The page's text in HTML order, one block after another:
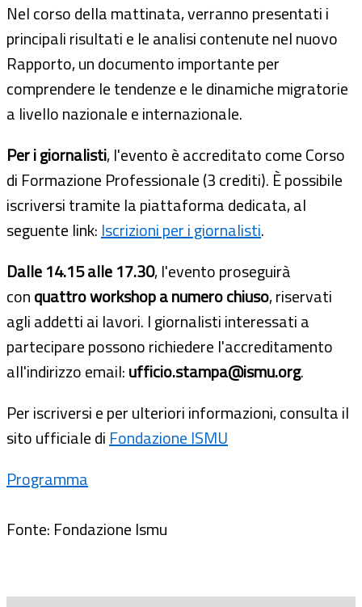
Nel corso della mattinata, verranno presentati i
principali risultati e le analisi contenute nel nuovo
Rapporto, un documento importante per
comprendere le tendenze e le dinamiche migratorie
a livello nazionale e internazionale.
Per i giornalisti, l'evento è accreditato come Corso
di Formazione Professionale (3 crediti). È possibile
iscriversi tramite la piattaforma dedicata, al
seguente link: Iscrizioni per i giornalisti.
Dalle 14.15 alle 17.30, l'evento proseguirà
conquattro workshop a numero chiuso, riservati
agli addetti ai lavori. I giornalisti interessati a
partecipare possono richiedere l'accreditamento
all'indirizzo email:ufficio.stampa@ismu.org.
Per iscriversi e per ulteriori informazioni, consulta il
sito ufficiale di Fondazione ISMU
Programma
Fonte: Fondazione Ismu